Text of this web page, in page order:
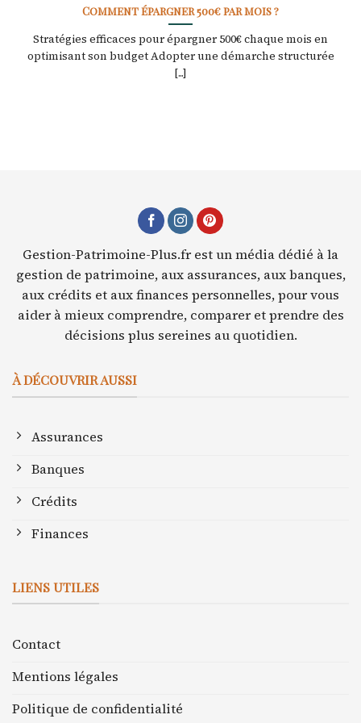
Comment épargner 500€ par mois ?
Stratégies efficaces pour épargner 500€ chaque mois en
optimisant son budget Adopter une démarche structurée
[...]
Gestion-Patrimoine-Plus.fr est un média dédié à la
gestion de patrimoine, aux assurances, aux banques,
aux crédits et aux finances personnelles, pour vous
aider à mieux comprendre, comparer et prendre des
décisions plus sereines au quotidien.
À DÉCOUVRIR AUSSI
Assurances
Banques
Crédits
Finances
LIENS UTILES
Contact
Mentions légales
Politique de confidentialité